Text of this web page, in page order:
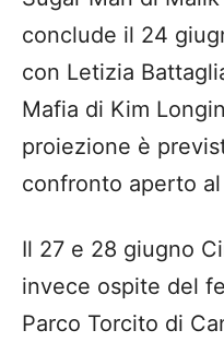
conclude il 24
con Letizia
Mafia di Kim
proiezione è
confronto aperto
Il 27 e 28 giugno
invece ospite del
Parco Torcito di